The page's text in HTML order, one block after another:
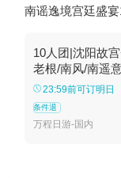
南谣逸境宫廷盛
10人团|沈阳故
老根/南风/南遥
旧居+赵一荻旧
风大剧院/南遥意
23:59前可订明日
条件退
万程日游-国内